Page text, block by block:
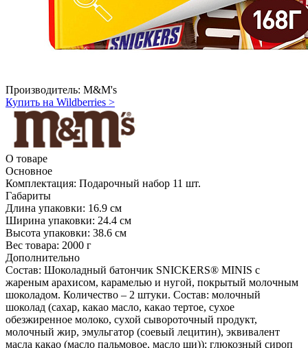
Производитель: M&M's
Купить на Wildberries >
О товаре
Основное
Комплектация: Подарочный набор 11 шт.
Габариты
Длина упаковки: 16.9 см
Ширина упаковки: 24.4 см
Высота упаковки: 38.6 см
Вес товара: 2000 г
Дополнительно
Состав: Шоколадный батончик SNICKERS® MINIS с
жареным арахисом, карамелью и нугой, покрытый молочным
шоколадом. Количество – 2 штуки. Состав: молочный
шоколад (сахар, какао масло, какао тертое, сухое
обезжиренное молоко, сухой сывороточный продукт,
молочный жир, эмульгатор (соевый лецитин), эквивалент
масла какао (масло пальмовое, масло ши)); глюкозный сироп